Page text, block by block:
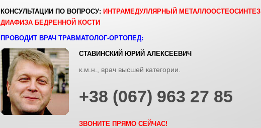
КОНСУЛЬТАЦИИ ПО ВОПРОСУ: ИНТРАМЕДУЛЛЯРНЫЙ МЕТАЛЛООСТЕОСИНТЕЗ
ДИАФИЗА БЕДРЕННОЙ КОСТИ
ПРОВОДИТ ВРАЧ ТРАВМАТОЛОГ-ОРТОПЕД:
СТАВИНСКИЙ ЮРИЙ АЛЕКСЕЕВИЧ
к.м.н., врач высшей категории.
+38 (067) 963 27 85
ЗВОНИТЕ ПРЯМО СЕЙЧАС!